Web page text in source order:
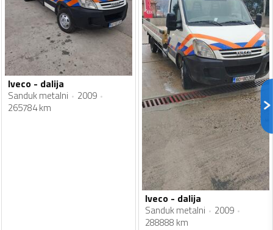
Iveco - dalija
Sanduk metalni
2009
265784 km
Iveco - dalija
Sanduk metalni
2009
288888 km